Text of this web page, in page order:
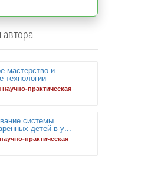
мастерство и
технологии
практическая
системы
детей в у...
практическая